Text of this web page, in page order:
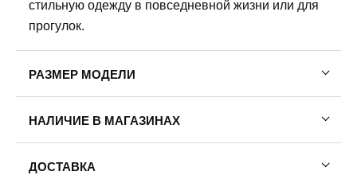
стильную одежду в повседневной жизни или для
прогулок.
РАЗМЕР МОДЕЛИ
Обхват груди: 78
Обхват талии: 58
Обхват бедер: 88
НАЛИЧИЕ В МАГАЗИНАХ
42
48 52
ДОСТАВКА